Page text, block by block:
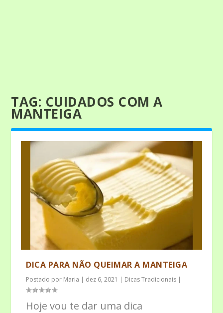
TAG: CUIDADOS COM A
MANTEIGA
DICA PARA NÃO QUEIMAR A MANTEIGA
Postado por Maria | dez 6, 2021 | Dicas Tradicionais |
Hoje vou te dar uma dica